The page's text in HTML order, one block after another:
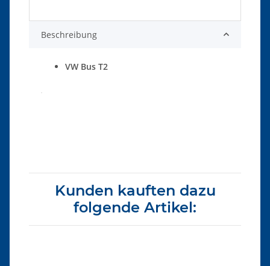
Beschreibung
VW Bus T2
Kunden kauften dazu
folgende Artikel: